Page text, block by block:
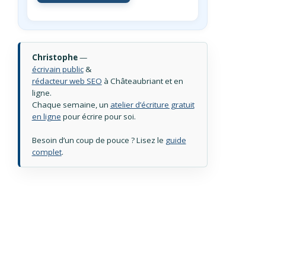
Christophe—
écrivain public&
rédacteur web SEO à Châteaubriant et en
ligne.
Chaque semaine, un atelier d’écriture gratuit
en ligne pour écrire pour soi.
Besoin d’un coup de pouce ? Lisez le guide
complet.